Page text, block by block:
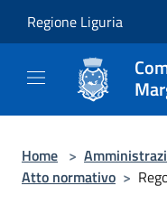
Regione Liguria
Home >
Atto normativo >